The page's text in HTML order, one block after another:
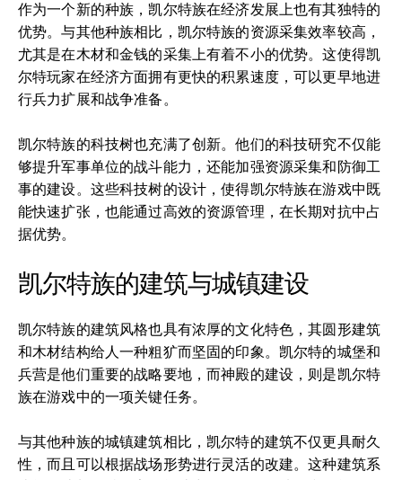
作为一个新的种族，凯尔特族在经济发展上也有其独特的
优势。与其他种族相比，凯尔特族的资源采集效率较高，
尤其是在木材和金钱的采集上有着不小的优势。这使得凯
尔特玩家在经济方面拥有更快的积累速度，可以更早地进
行兵力扩展和战争准备。
凯尔特族的科技树也充满了创新。他们的科技研究不仅能
够提升军事单位的战斗能力，还能加强资源采集和防御工
事的建设。这些科技树的设计，使得凯尔特族在游戏中既
能快速扩张，也能通过高效的资源管理，在长期对抗中占
据优势。
凯尔特族的建筑与城镇建设
凯尔特族的建筑风格也具有浓厚的文化特色，其圆形建筑
和木材结构给人一种粗犷而坚固的印象。凯尔特的城堡和
兵营是他们重要的战略要地，而神殿的建设，则是凯尔特
族在游戏中的一项关键任务。
与其他种族的城镇建筑相比，凯尔特的建筑不仅更具耐久
性，而且可以根据战场形势进行灵活的改建。这种建筑系